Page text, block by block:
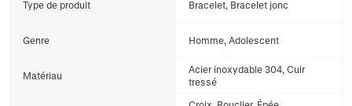
Type de produit Bracelet, Bracelet jonc
Genre Homme, Adolescent
Matériau
Acier inoxydable 304, Cuir
tressé